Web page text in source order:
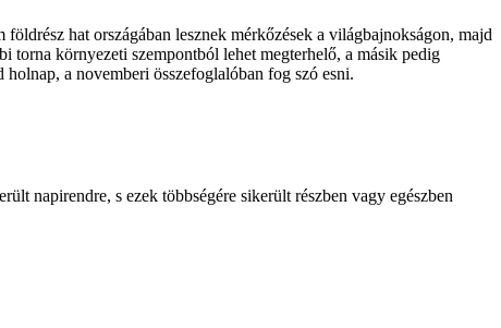
hat országában lesznek mérkőzések a világbajnokságon, majd
torna környezeti szempontból lehet megterhelő, a másik pedig
a novemberi összefoglalóban fog szó esni.
napirendre, s ezek többségére sikerült részben vagy egészben